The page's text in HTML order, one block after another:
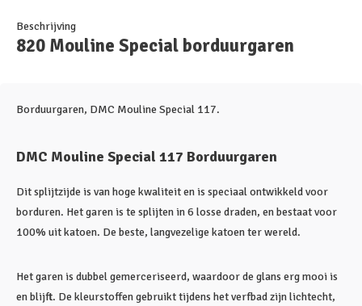
Beschrijving
820 Mouline Special borduurgaren
Borduurgaren, DMC Mouline Special 117.
DMC Mouline Special 117 Borduurgaren
Dit splijtzijde is van hoge kwaliteit en is speciaal ontwikkeld voor
borduren. Het garen is te splijten in 6 losse draden, en bestaat voor
100% uit katoen. De beste, langvezelige katoen ter wereld.
Het garen is dubbel gemerceriseerd, waardoor de glans erg mooi is
en blijft. De kleurstoffen gebruikt tijdens het verfbad zijn lichtecht,